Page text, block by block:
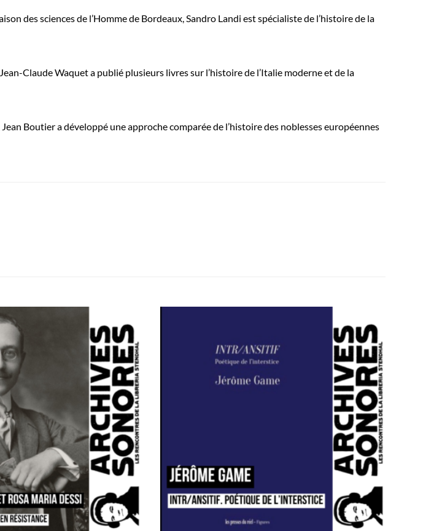
des sciences de l’Homme de Bordeaux, Sandro Landi est spécialiste de l’histoire de la
Claude Waquet a publié plusieurs livres sur l’histoire de l’Italie moderne et de la
Boutier a développé une approche comparée de l’histoire des noblesses européennes